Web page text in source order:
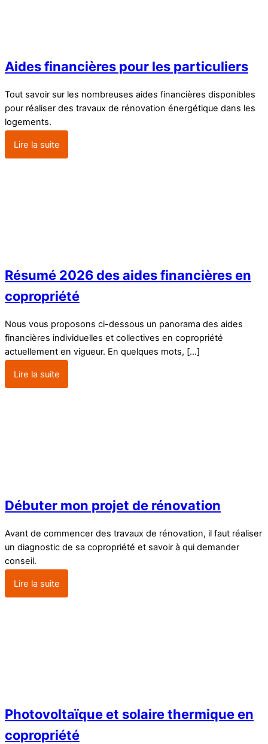
Aides financières pour les particuliers
Tout savoir sur les nombreuses aides financières disponibles
pour réaliser des travaux de rénovation énergétique dans les
logements.
Lire la suite
Résumé 2026 des aides financières en
copropriété
Nous vous proposons ci-dessous un panorama des aides
financières individuelles et collectives en copropriété
actuellement en vigueur. En quelques mots, […]
Lire la suite
Débuter mon projet de rénovation
Avant de commencer des travaux de rénovation, il faut réaliser
un diagnostic de sa copropriété et savoir à qui demander
conseil.
Lire la suite
Photovoltaïque et solaire thermique en
copropriété